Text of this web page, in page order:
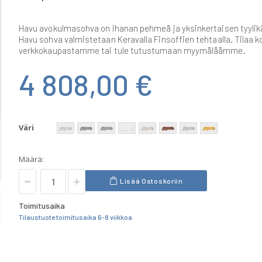
Havu avokulmasohva on ihanan pehmeä ja yksinkertaisen
Havu sohva valmistetaan Keravalla Finsoffien tehtaalla. Tilaa
verkkokaupastamme tai tule tutustumaan myymäläämme.
4 808,00 €
Väri
Määrä:
Lisää Ostoskoriin
Toimitusaika
Tilaustuote toimitusaika 6-8 viikkoa